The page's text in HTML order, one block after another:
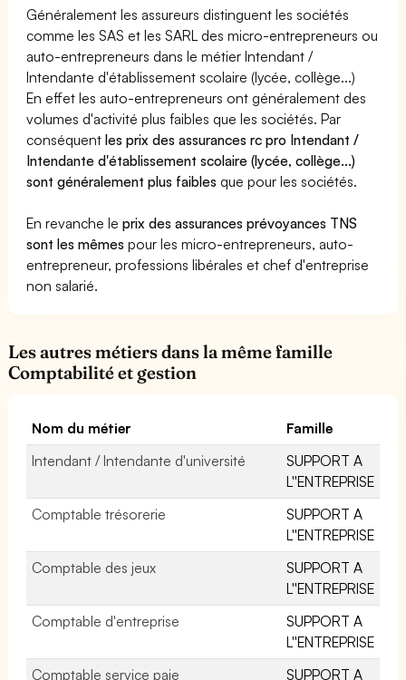
Généralement les assureurs distinguent les sociétés
comme les SAS et les SARL des micro-entrepreneurs ou
auto-entrepreneurs dans le métier Intendant /
Intendante d'établissement scolaire (lycée, collège...)
En effet les auto-entrepreneurs ont généralement des
volumes d'activité plus faibles que les sociétés. Par
conséquentles prix des assurances rc pro Intendant /
Intendante d'établissement scolaire (lycée, collège...)
sont généralement plus faibles que pour les sociétés.
En revanche leprix des assurances prévoyances TNS
sont les mêmes pour les micro-entrepreneurs, auto-
entrepreneur, professions libérales et chef d'entreprise
non salarié.
Les autres métiers dans la même famille
Comptabilité et gestion
Nom du métier
Famille
Intendant / Intendante d'université
SUPPORT A
L''ENTREPRISE
Comptable trésorerie
SUPPORT A
L''ENTREPRISE
Comptable des jeux
SUPPORT A
L''ENTREPRISE
Comptable d'entreprise
SUPPORT A
L''ENTREPRISE
Comptable service paie
SUPPORT A